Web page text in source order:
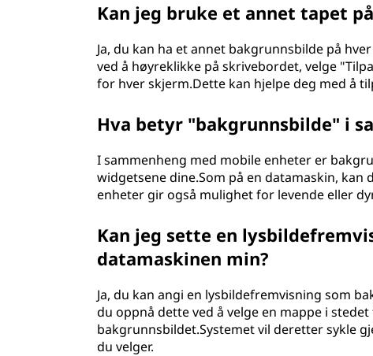
Kan jeg bruke et annet tapet
Ja, du kan ha et annet bakgrunnsbilde på
ved å høyreklikke på skrivebordet, velge
for hver skjerm.Dette kan hjelpe deg med å
Hva betyr "bakgrunnsbilde" i
I sammenheng med mobile enheter er
widgetsene dine.Som på en datamaskin,
enheter gir også mulighet for levende eller
Kan jeg sette en
datamaskinen min?
Ja, du kan angi en lysbildefremvisning som
du oppnå dette ved å velge en mappe i
bakgrunnsbildet.Systemet vil deretter sykle
du velger.